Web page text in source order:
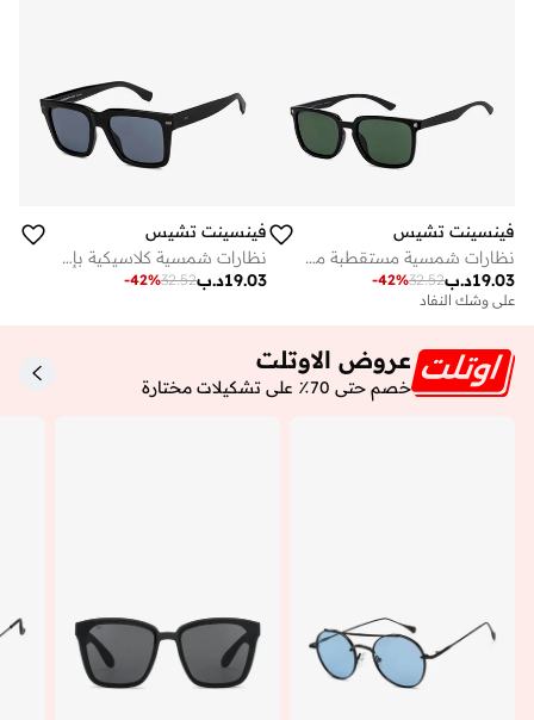
فينسينت تشيس
نظارات شمسية مستقطبة مربعة بإطار كامل للرجال والنساء، أحدث تصميم أنيق، حماية % من الأشعة فوق البنفسجية، مقاس كبير
د.ب19.03
32.52
-42%
على وشك النفاد
فينسينت تشيس
نظارات شمسية كلاسيكية بإطار كامل مربعة أحدث وأنيقة مستقطبة وحماية كاملة من الأشعة فوق البنفسجية للجنسين كبيرة
د.ب19.03
32.52
-42%
عروض الاوتلت
خصم حتى 70٪ على تشكيلات مختارة